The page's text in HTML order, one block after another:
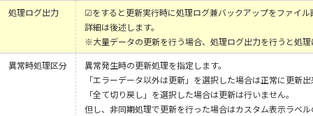
処理ログ出力
☑をすると更新実行時に処理ログ兼バックアップをファイ
詳細は後述します。
※大量データの更新を行う場合、処理ログ出力を行うと処
異常時処理区分
異常発生時の更新処理を指定します。
「エラーデータ以外は更新」を選択した場合は正常に更新
「全て切り戻し」を選択した場合は更新は行いません。
但し、非同期処理で更新を行った場合はカスタム表示ラベ